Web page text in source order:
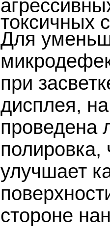
токсичных
Для
при
дисплея,
проведена
полировка,
улучшает
стороне